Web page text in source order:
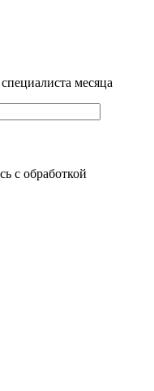
месяца
с обработкой